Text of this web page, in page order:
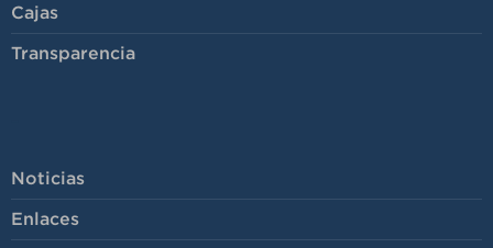
Cajas
Transparencia
Noticias
Enlaces